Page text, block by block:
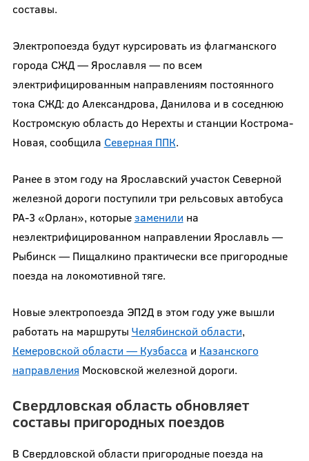
составы.
Электропоезда будут курсировать из флагманского
города СЖД — Ярославля — по всем
электрифицированным направлениям постоянного
тока СЖД: до Александрова, Данилова и в соседнюю
Костромскую область до Нерехты и станции Кострома-
Новая, сообщила Северная ППК.
Ранее в этом году на Ярославский участок Северной
железной дороги поступили три рельсовых автобуса
РА-3 «Орлан», которыезаменили на
неэлектрифицированном направлении Ярославль —
Рыбинск — Пищалкино практически все пригородные
поезда на локомотивной тяге.
Новые электропоезда ЭП2Д в этом году уже вышли
работать на маршруты Челябинской области,
Кемеровской области — Кузбасса и Казанского
направления Московской железной дороги.
Свердловская область обновляет
составы пригородных поездов
В Свердловской области пригородные поезда на